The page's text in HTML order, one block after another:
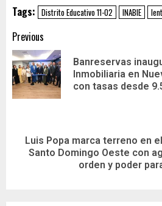
Tags: Distrito Educativo 11-02 INABIE
Previous
Banreservas
Inmobiliaria en
con tasas desde
Luis Popa marca terreno en
Santo Domingo Oeste con
orden y poder